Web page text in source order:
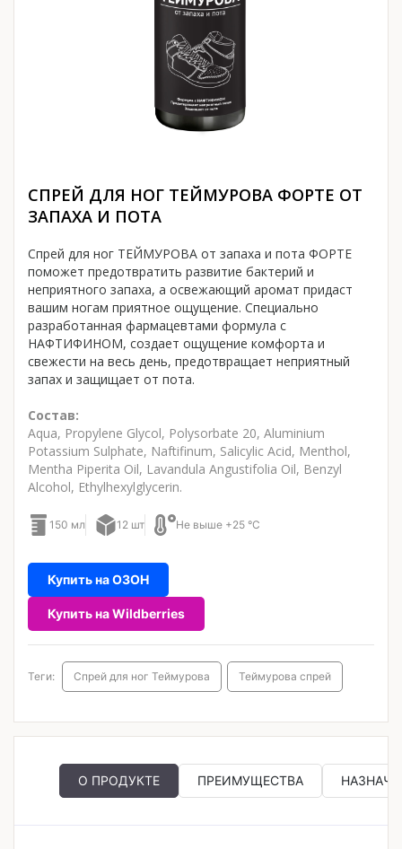
CПРЕЙ ДЛЯ НОГ ТЕЙМУРОВА ФОРТЕ ОТ
ЗАПАХА И ПОТА
Cпрей для ног ТЕЙМУРОВА от запаха и пота ФОРТЕ
поможет предотвратить развитие бактерий и
неприятного запаха, а освежающий аромат придаст
вашим ногам приятное ощущение. Специально
разработанная фармацевтами формула с
НАФТИФИНОМ, создает ощущение комфорта и
свежести на весь день, предотвращает неприятный
запах и защищает от пота.
Состав:
Aqua, Propylene Glycol, Polysorbate 20, Aluminium
Potassium Sulphate, Naftifinum, Salicylic Acid, Menthol,
Mentha Piperita Oil, Lavandula Angustifolia Oil, Benzyl
Alcohol, Ethylhexylglycerin.
150 мл 12 шт Не выше +25 °C
Купить на ОЗОН
Купить на Wildberries
Теги: Спрей для ног Теймурова Теймурова спрей
О ПРОДУКТЕ ПРЕИМУЩЕСТВА